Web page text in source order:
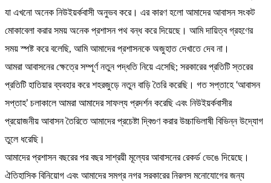
যা এখনো অনেক নিউইয়র্কবাসী অনুভব করে। এর কারণ হলো আমাদের আবাসন সংকট
মোকাবেলা করার সময় অনেক প্রশাসন পথ বন্ধ করে দিয়েছে। আমি দায়িত্ব গ্রহণের
সময় স্পষ্ট করে বলেছি, আমি আমাদের প্রশাসনকে অজুহাত দেখাতে দেব না।
আমরা আবাসনের ক্ষেত্রে সম্পূর্ণ নতুন পদ্ধতি নিয়ে এসেছি; সরকারের প্রতিটি স্তরের
প্রতিটি হাতিয়ার ব্যবহার করে শহরজুড়ে নতুন বাড়ি তৈরি করেছি। গত সপ্তাহে ‘আবাসন
সপ্তাহ’ চলাকালে আমরা আমাদের সাফল্য প্রদর্শন করেছি এবং নিউইয়র্কবাসীর
প্রয়োজনীয় আবাসন তৈরিতে আমাদের প্রচেষ্টা দ্বিগুণ করার উচ্চাভিলাষী বিভিন্ন উদ্যোগ
তুলে ধরেছি।
আমাদের প্রশাসন বছরের পর বছর সাশ্রয়ী মূল্যের আবাসনের রেকর্ড ভেঙে দিয়েছে।
ঐতিহাসিক বিনিয়োগ এবং আমাদের সমগ্র নগর সরকারের নিরলস মনোযোগের জন্য